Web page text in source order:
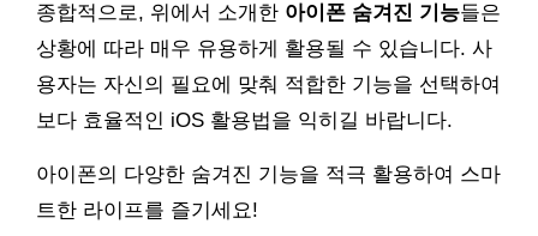
종합적으로, 위에서 소개한 아이폰 숨겨진 기능들은
상황에 따라 매우 유용하게 활용될 수 있습니다. 사
용자는 자신의 필요에 맞춰 적합한 기능을 선택하여
보다 효율적인 iOS 활용법을 익히길 바랍니다.
아이폰의 다양한 숨겨진 기능을 적극 활용하여 스마
트한 라이프를 즐기세요!